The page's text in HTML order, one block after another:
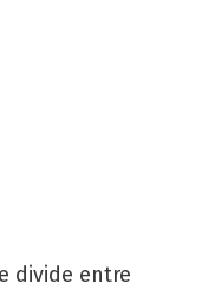
divide entre